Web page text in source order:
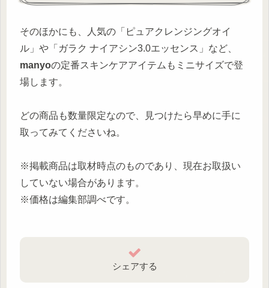
そのほかにも、人気の「ピュアクレンジングオイ
ル」や「ガラク ナイアシン3.0エッセンス」など、
manyoの定番スキンケアアイテムもミニサイズで登
場します。
どの商品も数量限定なので、見つけたら早めに手に
取ってみてくださいね。
※掲載商品は取材時点のものであり、現在お取扱い
していない場合があります。
※価格は編集部調べです。
シェアする